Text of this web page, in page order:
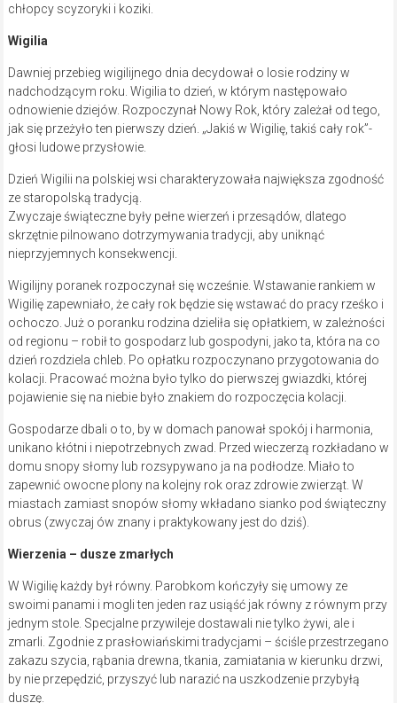
chłopcy scyzoryki i koziki.
Wigilia
Dawniej przebieg wigilijnego dnia decydował o losie rodziny w
nadchodzącym roku. Wigilia to dzień, w którym następowało
odnowienie dziejów. Rozpoczynał Nowy Rok, który zależał od tego,
jak się przeżyło ten pierwszy dzień. „Jakiś w Wigilię, takiś cały rok”-
głosi ludowe przysłowie.
Dzień Wigilii na polskiej wsi charakteryzowała największa zgodność
ze staropolską tradycją.
Zwyczaje świąteczne były pełne wierzeń i przesądów, dlatego
skrzętnie pilnowano dotrzymywania tradycji, aby uniknąć
nieprzyjemnych konsekwencji.
Wigilijny poranek rozpoczynał się wcześnie. Wstawanie rankiem w
Wigilię zapewniało, że cały rok będzie się wstawać do pracy rześko i
ochoczo. Już o poranku rodzina dzieliła się opłatkiem, w zależności
od regionu – robił to gospodarz lub gospodyni, jako ta, która na co
dzień rozdziela chleb. Po opłatku rozpoczynano przygotowania do
kolacji. Pracować można było tylko do pierwszej gwiazdki, której
pojawienie się na niebie było znakiem do rozpoczęcia kolacji.
Gospodarze dbali o to, by w domach panował spokój i harmonia,
unikano kłótni i niepotrzebnych zwad. Przed wieczerzą rozkładano w
domu snopy słomy lub rozsypywano ja na podłodze. Miało to
zapewnić owocne plony na kolejny rok oraz zdrowie zwierząt. W
miastach zamiast snopów słomy wkładano sianko pod świąteczny
obrus (zwyczaj ów znany i praktykowany jest do dziś).
Wierzenia – dusze zmarłych
W Wigilię każdy był równy. Parobkom kończyły się umowy ze
swoimi panami i mogli ten jeden raz usiąść jak równy z równym przy
jednym stole. Specjalne przywileje dostawali nie tylko żywi, ale i
zmarli. Zgodnie z prasłowiańskimi tradycjami – ściśle przestrzegano
zakazu szycia, rąbania drewna, tkania, zamiatania w kierunku drzwi,
by nie przepędzić, przyszyć lub narazić na uszkodzenie przybyłą
duszę.